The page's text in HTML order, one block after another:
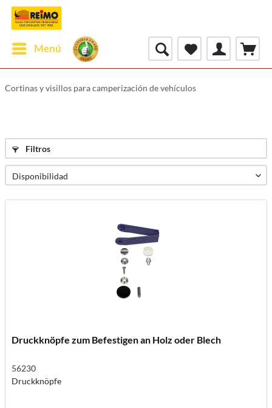
Menú
Cortinas y visillos para camperización de vehículos
Filtros
Druckknöpfe zum Befestigen an Holz oder Blech
56230
Druckknöpfe